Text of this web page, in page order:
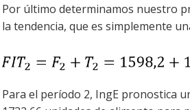
Por último determinamos nuestro
la tendencia, que es simplemente
Para el período 2, IngE pronostica